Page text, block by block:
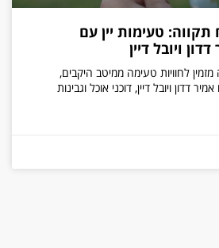
תקווה: טעימות יין עם
ויובל דיין
לחוויות טעימה ממיטב היקבים,
דדון ויובל דיין, דוכני אוכל וגבינות